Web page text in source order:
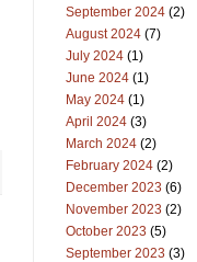
September 2024 (2)
August 2024 (7)
July 2024 (1)
June 2024 (1)
May 2024 (1)
April 2024 (3)
March 2024 (2)
February 2024 (2)
December 2023 (6)
November 2023 (2)
October 2023 (5)
September 2023 (3)